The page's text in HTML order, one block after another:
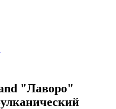
"Лаворо"